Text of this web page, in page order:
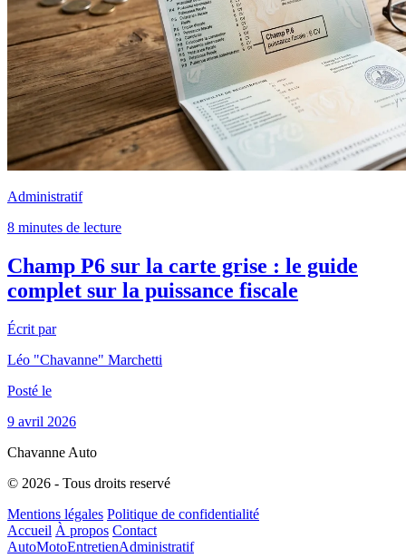
Administratif
8 minutes de lecture
Champ P6 sur la carte grise : le guide
complet sur la puissance fiscale
Écrit par
Léo "Chavanne" Marchetti
Posté le
9 avril 2026
Chavanne Auto
© 2026 - Tous droits reservé
Mentions légales Politique de confidentialité
Accueil À propos Contact
AutoMotoEntretienAdministratif